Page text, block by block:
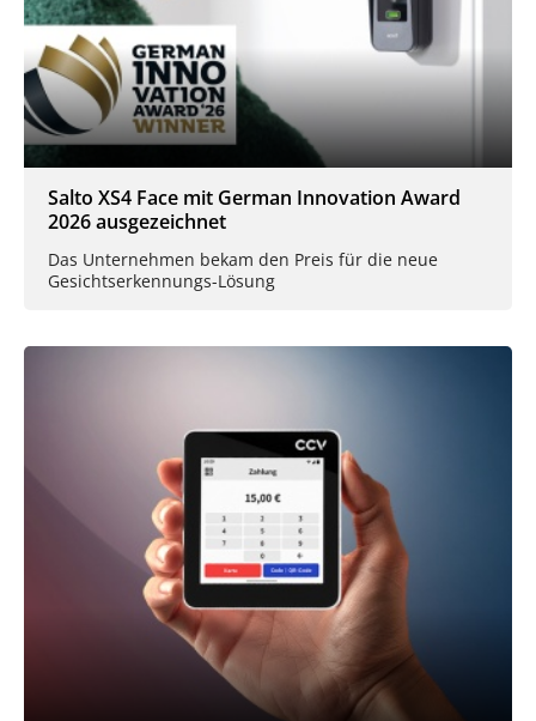
Salto XS4 Face mit German Innovation Award
2026 ausgezeichnet
Das Unternehmen bekam den Preis für die neue
Gesichtserkennungs-Lösung